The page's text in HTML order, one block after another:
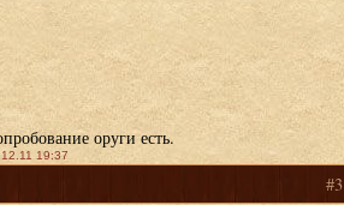
оруги есть.
19:37
#3